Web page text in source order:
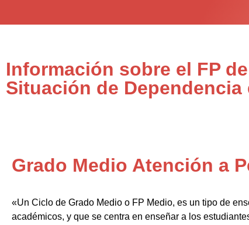
Información sobre el FP
Situación de Dependencia
Grado Medio Atención a
«Un Ciclo de Grado Medio o FP Medio, es un tipo de
académicos, y que se centra en enseñar a los